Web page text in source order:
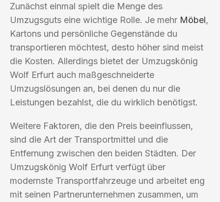
Zunächst einmal spielt die Menge des
Umzugsguts eine wichtige Rolle. Je mehr Möbel,
Kartons und persönliche Gegenstände du
transportieren möchtest, desto höher sind meist
die Kosten. Allerdings bietet der Umzugskönig
Wolf Erfurt auch maßgeschneiderte
Umzugslösungen an, bei denen du nur die
Leistungen bezahlst, die du wirklich benötigst.
Weitere Faktoren, die den Preis beeinflussen,
sind die Art der Transportmittel und die
Entfernung zwischen den beiden Städten. Der
Umzugskönig Wolf Erfurt verfügt über
modernste Transportfahrzeuge und arbeitet eng
mit seinen Partnerunternehmen zusammen, um